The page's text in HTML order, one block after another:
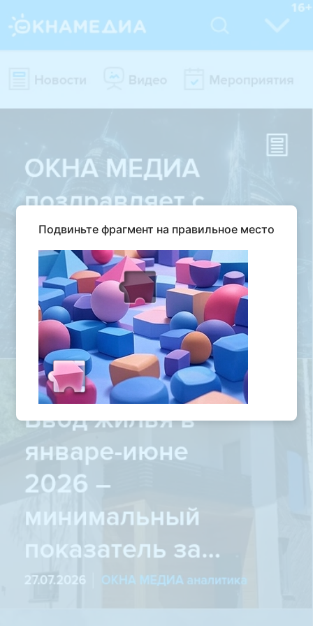
Подвиньте фрагмент на правильное место